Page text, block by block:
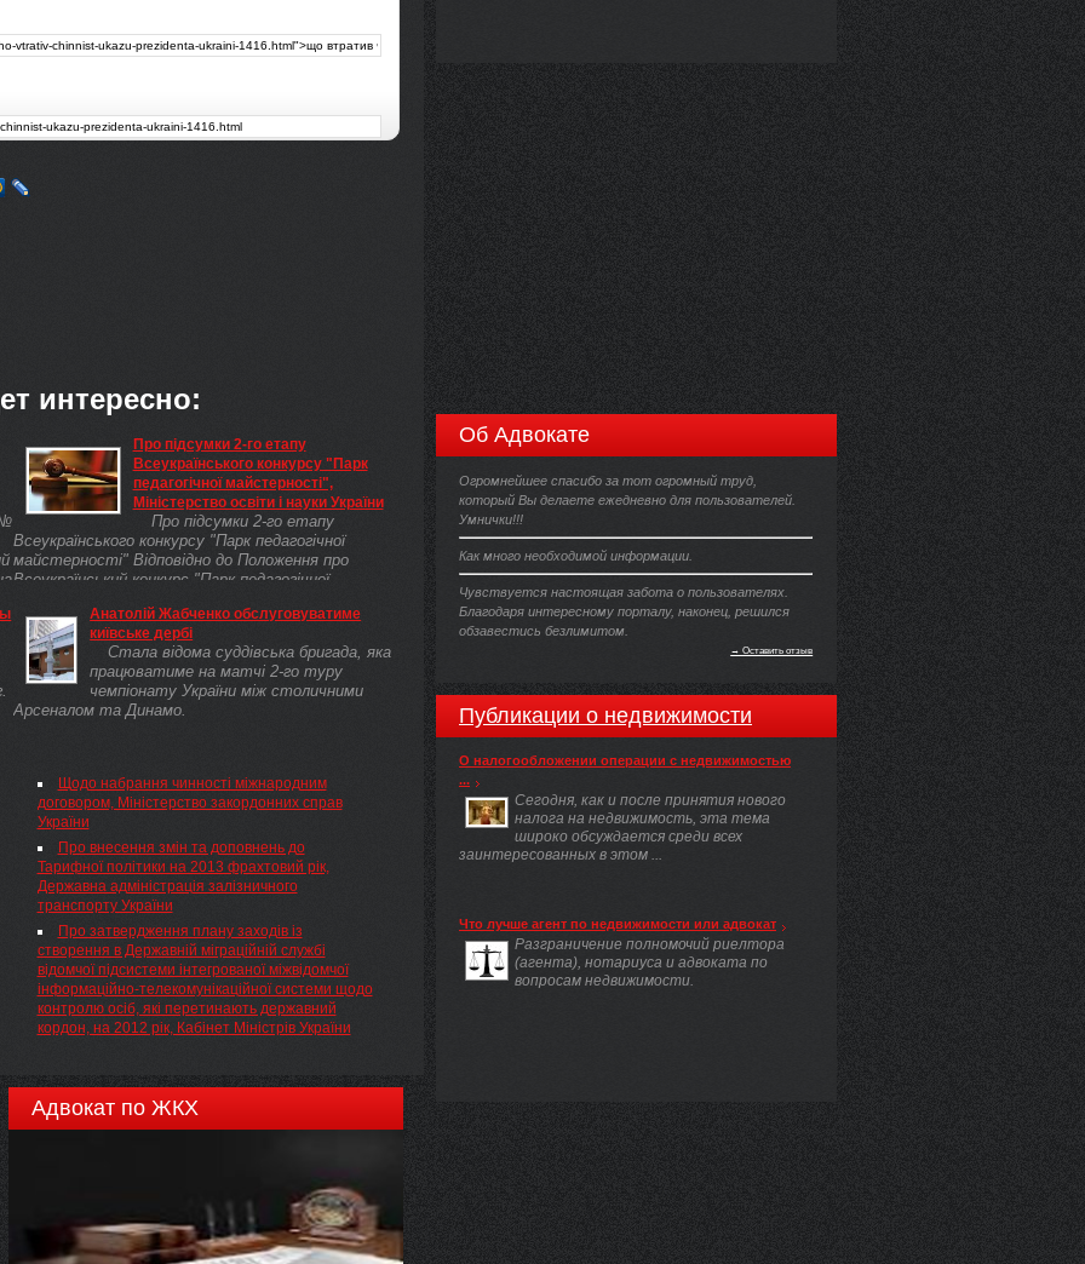
интересно:
№
Про підсумки 2-го етапу
Всеукраїнського конкурсу "Парк
педагогічної майстерності",
Міністерство освіти і науки України
Про підсумки 2-го етапу
Всеукраїнського конкурсу "Парк педагогічної
майстерності" Відповідно до Положення про
Всеукраїнський конкурс "Парк педагогічної
наказом Міністерства освіти і науки, молоді та
спорту України від 20 червня 2011 року № 596,
зареєстрованого в Міністерстві юстиції України
13 липня 2011 року за № 857/19595 та з метою
підведення підсумків та нагородження переможців
2-го етапу Всеукраїнського конкурсу "Парк
Анатолій Жабченко обслуговуватиме
київське дербі
Стала відома суддівська бригада, яка
працюватиме на матчі 2-го туру
чемпіонату України між столичними
Арсеналом та Динамо.
Щодо набрання чинності міжнародним
договором, Міністерство закордонних справ
України
Про внесення змін та доповнень до
Тарифної політики на 2013 фрахтовий рік,
Державна адміністрація залізничного
транспорту України
Про затвердження плану заходів із
створення в Державній міграційній службі
відомчої підсистеми інтегрованої міжвідомчої
інформаційно-телекомунікаційної системи щодо
контролю осіб, які перетинають державний
кордон, на 2012 рік, Кабінет Міністрів України
Адвокат по ЖКХ
Об Адвокате
Огромнейшее спасибо за тот огромный труд,
который Вы делаете ежедневно для пользователей.
Умнички!!!
Как много необходимой информации.
Чувствуется настоящая забота о пользователях.
Благодаря интересному порталу, наконец, решился
обзавестись безлимитом.
→ Оставить отзыв
Публикации о недвижимости
О налогообложении операции с недвижимостью
...
Сегодня, как и после принятия нового
налога на недвижимость, эта тема
широко обсуждается среди всех
заинтересованных в этом ...
Что лучше агент по недвижимости или адвокат
Разграничение полномочий риелтора
(агента), нотариуса и адвоката по
вопросам недвижимости.